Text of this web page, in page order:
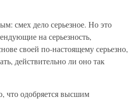
смех дело серьезное. Но это
на серьезность,
своей по-настоящему серьезно,
действительно ли оно так
что одобряется высшим